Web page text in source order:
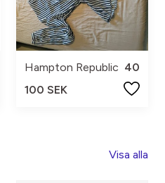
Hampton Republic 40
100 SEK
Visa alla